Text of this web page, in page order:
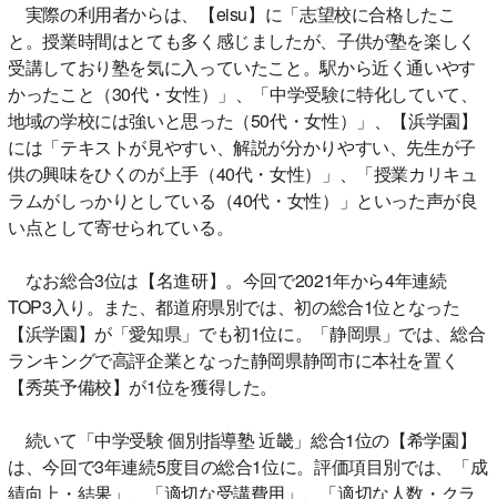
実際の利用者からは、【eisu】に「志望校に合格したこ
と。授業時間はとても多く感じましたが、子供が塾を楽しく
受講しており塾を気に入っていたこと。駅から近く通いやす
かったこと（30代・女性）」、「中学受験に特化していて、
地域の学校には強いと思った（50代・女性）」、【浜学園】
には「テキストが見やすい、解説が分かりやすい、先生が子
供の興味をひくのが上手（40代・女性）」、「授業カリキュ
ラムがしっかりとしている（40代・女性）」といった声が良
い点として寄せられている。
なお総合3位は【名進研】。今回で2021年から4年連続
TOP3入り。また、都道府県別では、初の総合1位となった
【浜学園】が「愛知県」でも初1位に。「静岡県」では、総合
ランキングで高評企業となった静岡県静岡市に本社を置く
【秀英予備校】が1位を獲得した。
続いて「中学受験 個別指導塾 近畿」総合1位の【希学園】
は、今回で3年連続5度目の総合1位に。評価項目別では、「成
績向上・結果」、「適切な受講費用」、「適切な人数・クラ